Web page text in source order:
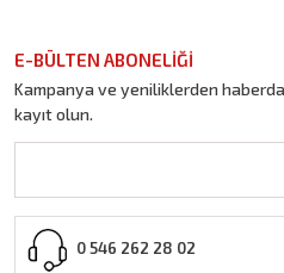
E-BÜLTEN ABONELİĞİ
Kampanya ve yeniliklerden
kayıt olun.
0 546 262 28 02